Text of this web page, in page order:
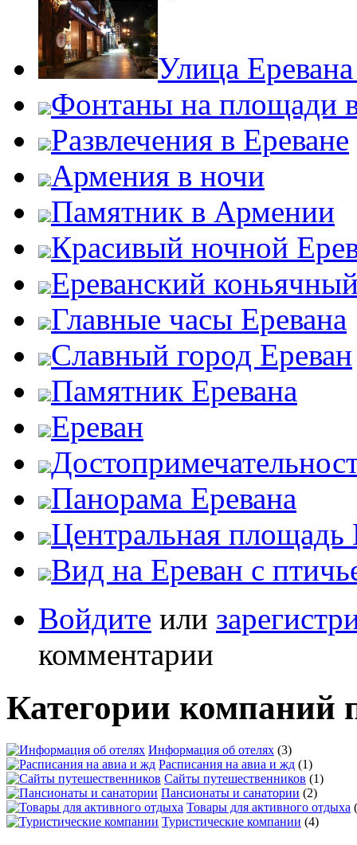
Улица
Фонтаны на площади
Развлечения в Ереване
Армения в ночи
Памятник в Армении
Красивый ночной
Ереванский
Главные часы Еревана
Славный город Ереван
Памятник Еревана
Ереван
Панорама Еревана
Центральная площадь
Вид на Ереван с
Войдите или
комментарии
Категории компаний
Информация об отелях (3)
Расписания на авиа и жд (1)
Сайты путешественников (1)
Пансионаты и санатории (2)
Товары для активного отдыха
Туристические компании (4)